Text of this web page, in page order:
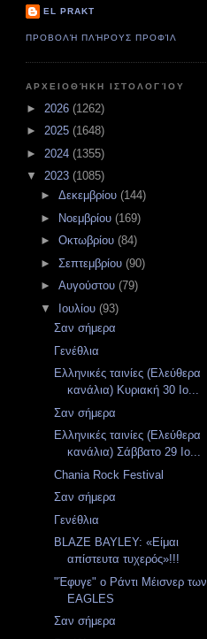
EL PRAKT
ΠΡΟΒΟΛΉ ΠΛΉΡΟΥΣ ΠΡΟΦΊΛ
ΑΡΧΕΙΟΘΉΚΗ ΙΣΤΟΛΟΓΊΟΥ
► 2026 (1262)
► 2025 (1648)
► 2024 (1355)
▼ 2023 (1085)
► Δεκεμβρίου (144)
►
Νοεμβρίου (169)
► Οκτωβρίου (84)
► Σεπτεμβρίου (90)
► Αυγούστου (79)
▼
Ιουλίου (93)
Σαν σήμερα
Γενέθλια
Ελληνικές ταινίες (Ελεύθερα
κανάλια) Κυριακή 30 Ιο...
Σαν σήμερα
Ελληνικές ταινίες (Ελεύθερα
κανάλια) Σάββατο 29 Ιο...
Chania Rock Festival
Σαν σήμερα
Γενέθλια
BLAZE BAYLEY: «Είμαι
απίστευτα τυχερός»!!!
"Έφυγε" ο Ράντι Μέισνερ των
EAGLES
Σαν σήμερα